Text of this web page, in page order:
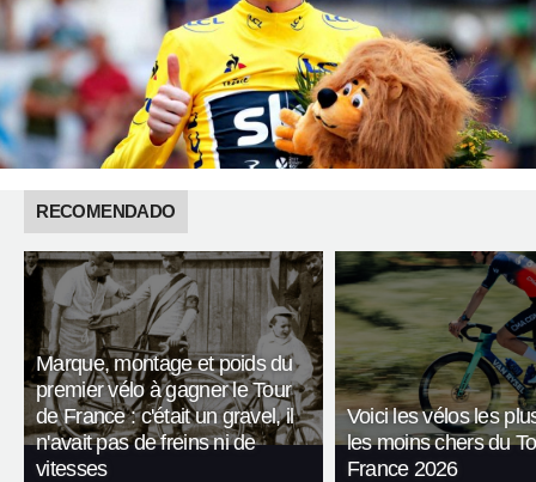
RECOMENDADO
Marque, montage et poids du
premier vélo à gagner le Tour
de France : c'était un gravel, il
n'avait pas de freins ni de
vitesses
Voici les vélos les
les moins chers du
France 2026